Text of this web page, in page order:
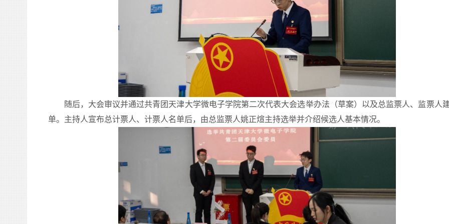
随后，大会审议并通过共青团天津大学微电子学院第二次代表大会选举办法（草案）以及总监票人、监票人
单。主持人宣布总计票人、计票人名单后，由总监票人姚正煊主持选举并介绍候选人基本情况。